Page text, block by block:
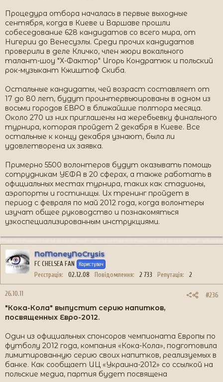
Процедура отбора началась в первые выходные
сентября, когда в Киеве и Варшаве прошли
собеседование 628 кандидатов со всего мира, от
Нигерии до Венесуэлы. Среди прочих кандидатов
проверили в деле Кличко, член жюри вокального
талант-шоу "Х-Фактор" Игорь Кондратюк и польский
рок-музыкант Кжиштоф Скиба.
Остальные кандидаты, чей возраст составляет от
17 до 80 лет, будут проинтервьюированы в одном из
восьми городов ЕВРО в ближайшие полтора месяца.
Около 270 из них приглашены на жеребьевку финального
турнира, которая пройдет 2 декабря в Киеве. Все
остальные к концу декабря узнают, была ли
удовлетворена их заявка.
Примерно 5500 волонтеров будут оказывать помощь
сотрудникам УЕФА в 20 сферах, а также работать в
официальных местах турнира, таких как стадионы,
аэропорты и гостиницы. Их тренинг пройдет в
период с февраля по май 2012 года, когда волонтеры
изучат общее руководство и познакомяться
узкоспециализированным инструкциями.
NoMoneyNoCrysis
FC CHELSEA FAN Користувач
Реєстрація 02.12.08 Повідомлення 2 733 Репутація 2
26.10.11 #236
"Кока-Кола" выпустит серию напитков,
посвященных Евро-2012.
Один из официальных спонсоров чемпионата Европы по
футболу 2012 года, компания «Кока-Кола», подготовила
лимитированную серию своих напитков, реализуемых в
банке. Как сообщает ИЦ «Украина-2012» со ссылкой на
польские медиа, партия будет посвящена